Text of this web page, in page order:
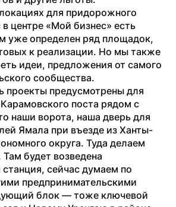
для придорожного
в центре «Мой бизнес» есть
уже определен ряд площадок,
к реализации. Но мы также
идеи, предложения от самого
сообщества.
проекты предусмотрены для
поста рядом с
наши ворота, наша дверь для
Ямала при въезде из Ханты-
округа. Туда делаем
будет возведена
станция, сейчас думаем по
предпринимательскими
блок — тоже ключевой